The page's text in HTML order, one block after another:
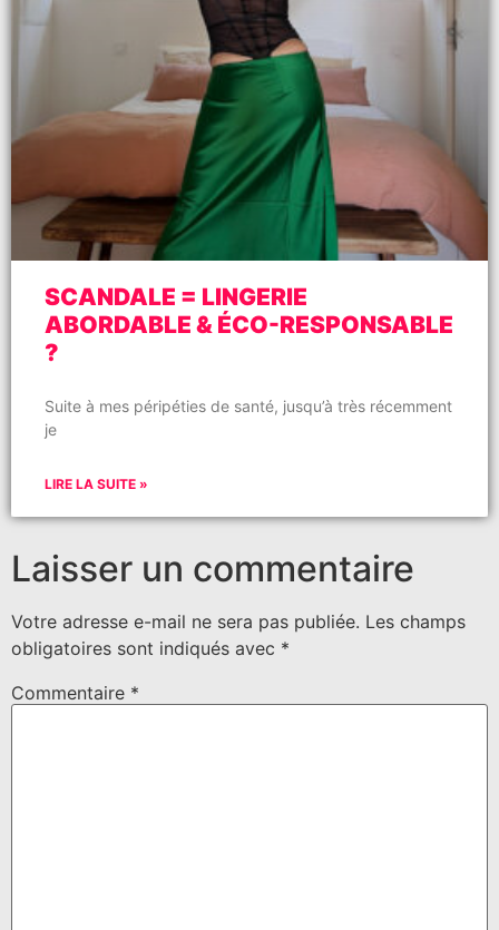
SCANDALE = LINGERIE
ABORDABLE & ÉCO-RESPONSABLE
?
Suite à mes péripéties de santé, jusqu’à très récemment
je
LIRE LA SUITE »
Laisser un commentaire
Votre adresse e-mail ne sera pas publiée. Les champs
obligatoires sont indiqués avec *
Commentaire *